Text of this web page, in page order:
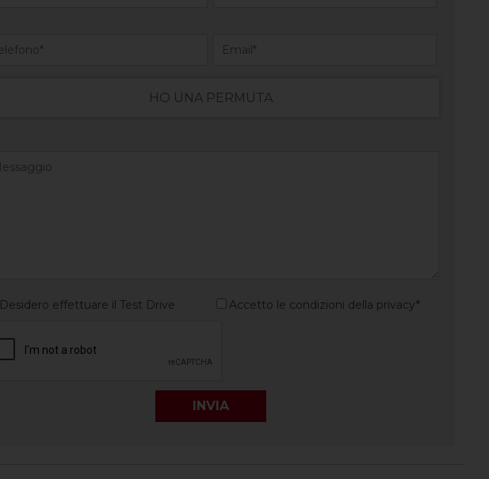
HO UNA PERMUTA
Desidero effettuare il Test Drive Accetto le condizioni della privacy*